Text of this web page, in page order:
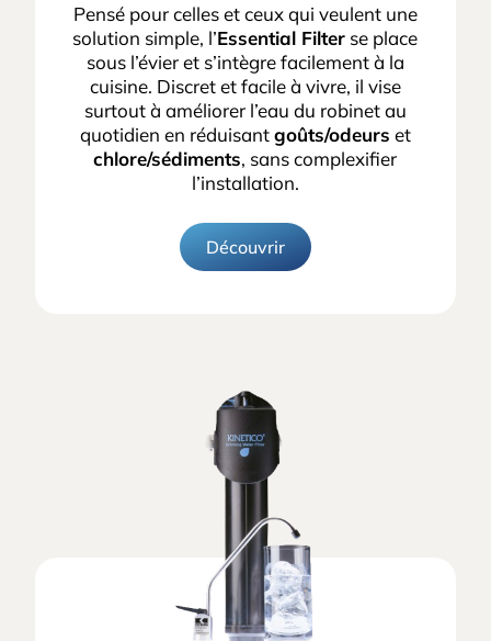
Pensé pour celles et ceux qui veulent une
solution simple, l’Essential Filter se place
sous l’évier et s’intègre facilement à la
cuisine. Discret et facile à vivre, il vise
surtout à améliorer l’eau du robinet au
quotidien en réduisantgoûts/odeurs et
chlore/sédiments, sans complexifier
l’installation.
Découvrir